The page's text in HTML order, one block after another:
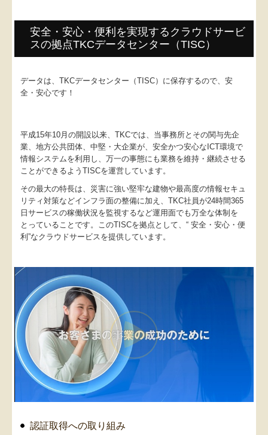
安全・安心・便利を実現するクラウドサービ
スの拠点TKCデータセンター（TISC）
データは、TKCデータセンター（TISC）に保存するので、安
全・安心です！
平成15年10月の開設以来、TKCでは、当事務所とその関与先企
業、地方公共団体、中堅・大企業が、安全かつ安心なICT環境で
情報システムを利用し、万一の事態にも業務を維持・継続させる
ことができるようTISCを運営しています。
その最大の特長は、災害に強い堅牢な建物や最高度の情報セキュ
リティ対策などインフラ面の整備に加え、TKC社員が24時間365
日サービスの稼働状況を監視するなど運用面でも万全な体制を
とっていることです。このTISCを拠点として、“ 安全・安心・便
利”なクラウドサービスを提供しています。
認証取得への取り組み